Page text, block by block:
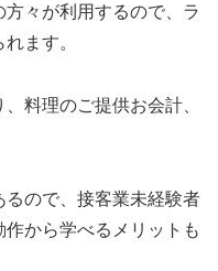
々が利用するので、ラ
ます。
料理のご提供お会計、
るので、接客業未経験者
から学べるメリットも